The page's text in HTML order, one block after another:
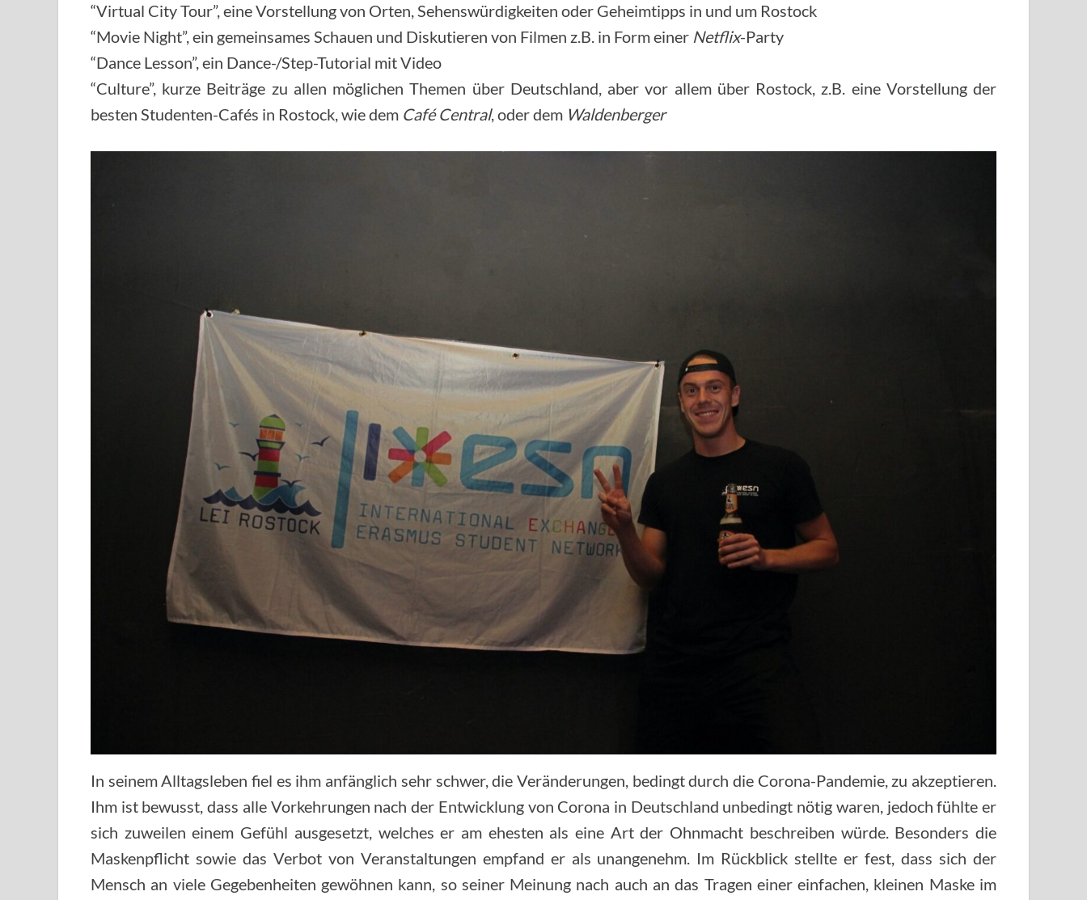
“Virtual City Tour”, eine Vorstellung von Orten, Sehenswürdigkeiten oder Geheimtipps in und um Rostock
“Movie Night”, ein gemeinsames Schauen und Diskutieren von Filmen z.B. in Form einer Netflix-Party
“Dance Lesson”, ein Dance-/Step-Tutorial mit Video
“Culture”, kurze Beiträge zu allen möglichen Themen über Deutschland, aber vor allem über Rostock, z.B. eine Vorstellung der
besten Studenten-Cafés in Rostock, wie dem Café Central, oder dem Waldenberger
In seinem Alltagsleben fiel es ihm anfänglich sehr schwer, die Veränderungen, bedingt durch die Corona-Pandemie, zu akzeptieren.
Ihm ist bewusst, dass alle Vorkehrungen nach der Entwicklung von Corona in Deutschland unbedingt nötig waren, jedoch fühlte er
sich zuweilen einem Gefühl ausgesetzt, welches er am ehesten als eine Art der Ohnmacht beschreiben würde. Besonders die
Maskenpflicht sowie das Verbot von Veranstaltungen empfand er als unangenehm. Im Rückblick stellte er fest, dass sich der
Mensch an viele Gegebenheiten gewöhnen kann, so seiner Meinung nach auch an das Tragen einer einfachen, kleinen Maske im